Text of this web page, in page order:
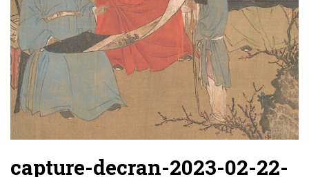
capture-decran-2023-02-22-